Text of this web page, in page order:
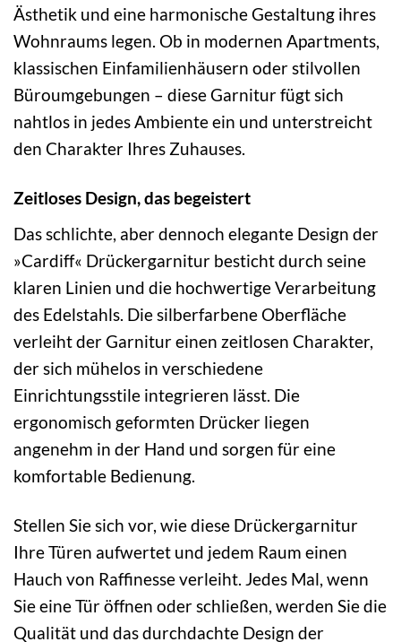
Ästhetik und eine harmonische Gestaltung ihres
Wohnraums legen. Ob in modernen Apartments,
klassischen Einfamilienhäusern oder stilvollen
Büroumgebungen – diese Garnitur fügt sich
nahtlos in jedes Ambiente ein und unterstreicht
den Charakter Ihres Zuhauses.
Zeitloses Design, das begeistert
Das schlichte, aber dennoch elegante Design der
»Cardiff« Drückergarnitur besticht durch seine
klaren Linien und die hochwertige Verarbeitung
des Edelstahls. Die silberfarbene Oberfläche
verleiht der Garnitur einen zeitlosen Charakter,
der sich mühelos in verschiedene
Einrichtungsstile integrieren lässt. Die
ergonomisch geformten Drücker liegen
angenehm in der Hand und sorgen für eine
komfortable Bedienung.
Stellen Sie sich vor, wie diese Drückergarnitur
Ihre Türen aufwertet und jedem Raum einen
Hauch von Raffinesse verleiht. Jedes Mal, wenn
Sie eine Tür öffnen oder schließen, werden Sie die
Qualität und das durchdachte Design der